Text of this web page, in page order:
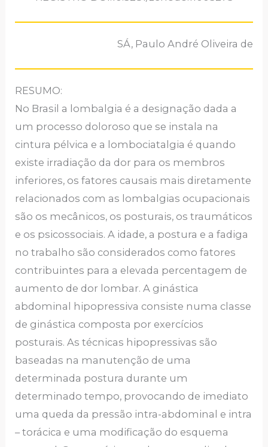
SÁ, Paulo André Oliveira de
RESUMO:
No Brasil a lombalgia é a designação dada a
um processo doloroso que se instala na
cintura pélvica e a lombociatalgia é quando
existe irradiação da dor para os membros
inferiores, os fatores causais mais diretamente
relacionados com as lombalgias ocupacionais
são os mecânicos, os posturais, os traumáticos
e os psicossociais. A idade, a postura e a fadiga
no trabalho são considerados como fatores
contribuintes para a elevada percentagem de
aumento de dor lombar. A ginástica
abdominal hipopressiva consiste numa classe
de ginástica composta por exercícios
posturais. As técnicas hipopressivas são
baseadas na manutenção de uma
determinada postura durante um
determinado tempo, provocando de imediato
uma queda da pressão intra-abdominal e intra
– torácica e uma modificação do esquema